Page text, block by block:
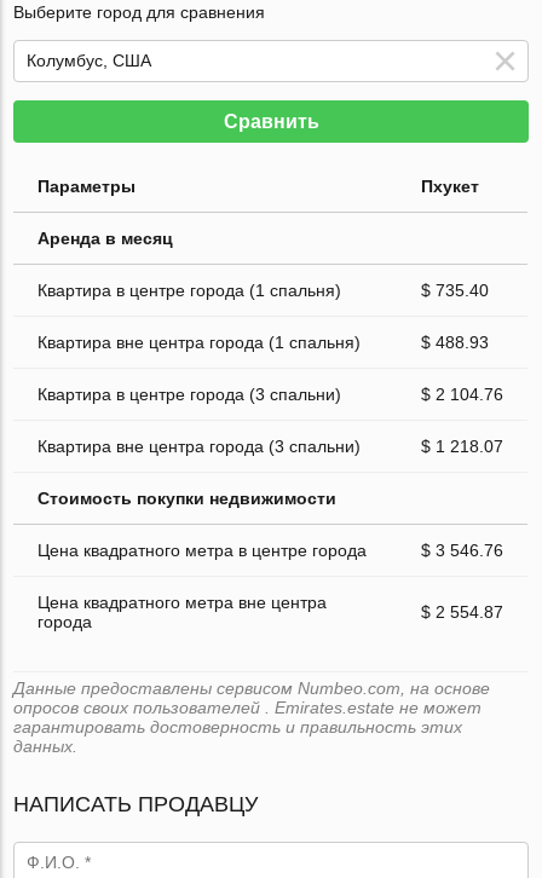
Выберите город для сравнения
Сравнить
Параметры Пхукет
Аренда в месяц
Квартира в центре города (1 спальня) $ 735.40
Квартира вне центра города (1 спальня) $ 488.93
Квартира в центре города (3 спальни) $ 2 104.76
Квартира вне центра города (3 спальни) $ 1 218.07
Стоимость покупки недвижимости
Цена квадратного метра в центре города $ 3 546.76
Цена квадратного метра вне центра
города
$ 2 554.87
Данные предоставлены сервисом Numbeo.com, на основе
опросов своих пользователей . Emirates.estate не может
гарантировать достоверность и правильность этих
данных.
НАПИСАТЬ ПРОДАВЦУ